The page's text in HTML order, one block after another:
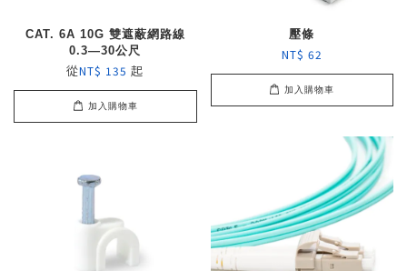
CAT. 6A 10G 雙遮蔽網路線
0.3—30公尺
從NT$ 135起
加入購物車
壓條
NT$ 62
加入購物車